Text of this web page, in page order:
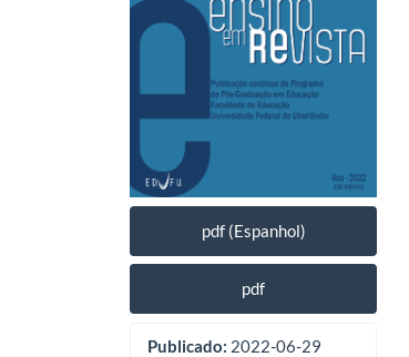
pdf (Espanhol)
pdf
Publicado: 2022-06-29